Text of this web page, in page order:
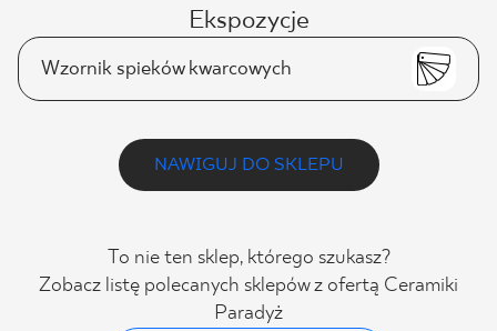
Ekspozycje
Wzornik spieków kwarcowych
NAWIGUJ DO SKLEPU
To nie ten sklep, którego szukasz?
Zobacz listę polecanych sklepów z ofertą Ceramiki
Paradyż